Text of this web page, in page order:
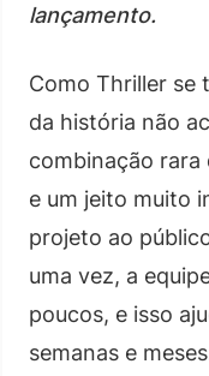
lançamento.
Como Thriller se
da história não
combinação rara
e um jeito muito
projeto ao
uma vez, a
poucos, e isso
semanas e